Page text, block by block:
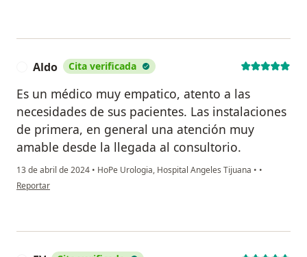
Aldo Cita verificada
Es un médico muy empatico, atento a las
necesidades de sus pacientes. Las instalaciones
de primera, en general una atención muy
amable desde la llegada al consultorio.
13 de abril de 2024 • HoPe Urologia, Hospital Angeles Tijuana • •
en opinión del usuario Aldo
Reportar